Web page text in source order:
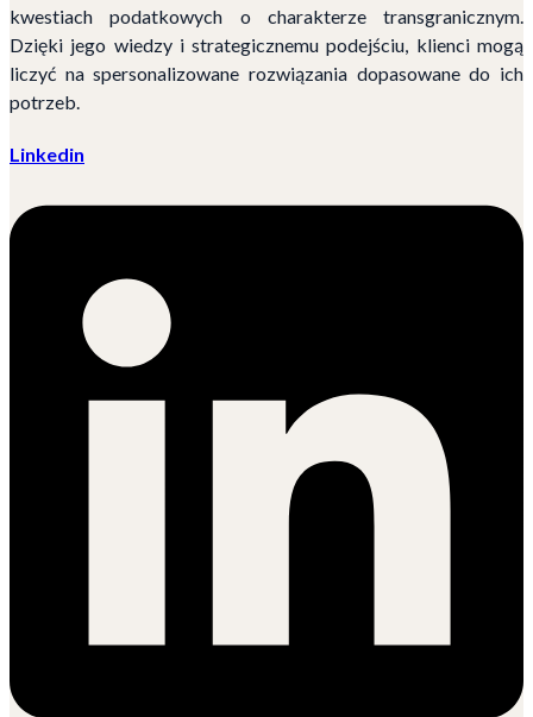
kwestiach podatkowych o charakterze transgranicznym.
Dzięki jego wiedzy i strategicznemu podejściu, klienci mogą
liczyć na spersonalizowane rozwiązania dopasowane do ich
potrzeb.
Linkedin